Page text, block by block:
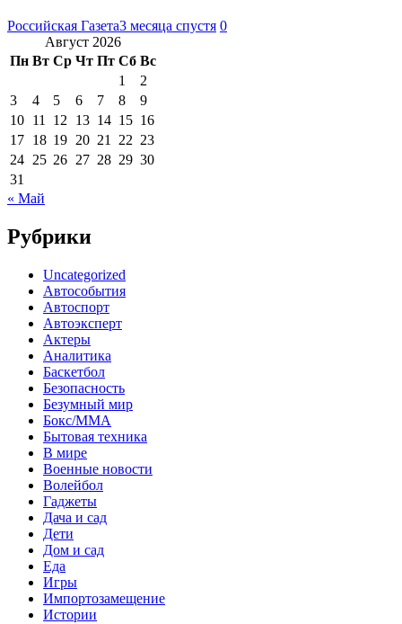
Российская Газета3 месяца спустя 0
Август 2026
Пн Вт Ср Чт Пт Сб Вс
1
2
3
4 5 6 7 8
9
10 11 12 13 14 15 16
17 18 19 20 21 22 23
24 25 26 27 28 29 30
31
« Май
Рубрики
Uncategorized
Автособытия
Автоспорт
Автоэксперт
Актеры
Аналитика
Баскетбол
Безопасность
Безумный мир
Бокс/MMA
Бытовая техника
В мире
Военные новости
Волейбол
Гаджеты
Дача и сад
Дети
Дом и сад
Еда
Игры
Импортозамещение
Истории